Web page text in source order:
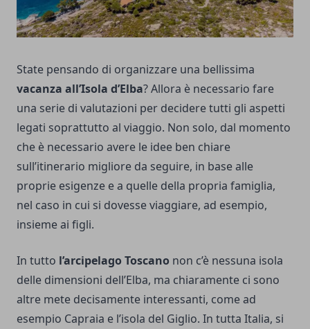
State pensando di organizzare una bellissima
vacanza all’Isola d’Elba? Allora è necessario fare
una serie di valutazioni per decidere tutti gli aspetti
legati soprattutto al viaggio. Non solo, dal momento
che è necessario avere le idee ben chiare
sull’itinerario migliore da seguire, in base alle
proprie esigenze e a quelle della propria famiglia,
nel caso in cui si dovesse viaggiare, ad esempio,
insieme ai figli.
In tutto l’arcipelago Toscano non c’è nessuna isola
delle dimensioni dell’Elba, ma chiaramente ci sono
altre mete decisamente interessanti, come ad
esempio Capraia e l’isola del Giglio. In tutta Italia, si